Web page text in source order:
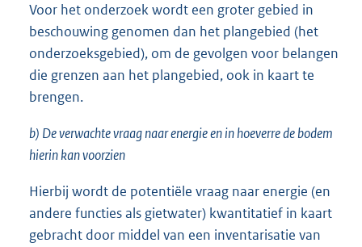
Voor het onderzoek wordt een groter gebied in
beschouwing genomen dan het plangebied (het
onderzoeksgebied), om de gevolgen voor belangen
die grenzen aan het plangebied, ook in kaart te
brengen.
b) De verwachte vraag naar energie en in hoeverre de bodem
hierin kan voorzien
Hierbij wordt de potentiële vraag naar energie (en
andere functies als gietwater) kwantitatief in kaart
gebracht door middel van een inventarisatie van